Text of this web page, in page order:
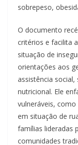
sobrepeso,
O documento
critérios e facilita
situação de
orientações aos
assistência social,
nutricional. Ele
vulneráveis,
em situação de
famílias lideradas
comunidades